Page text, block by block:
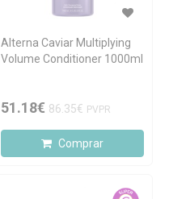
Alterna Caviar Multiplying
Volume Conditioner 1000ml
51.18€ 86.35€ PVPR
Comprar